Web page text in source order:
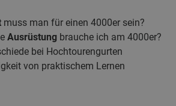
muss man für einen 4000er sein?
Ausrüstung brauche ich am 4000er?
bei Hochtourengurten
von praktischem Lernen